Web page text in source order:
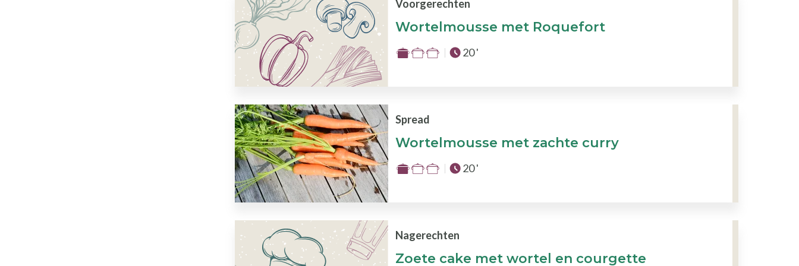
Wortelmousse met Roquefort
Voorgerechten
Moeilijkheid
de
Totale tijd :
20 '
Wortelmousse met zachte curry
Spread
Moeilijkheid
de
Totale tijd :
20 '
Zoete cake met wortel en courgette
Nagerechten